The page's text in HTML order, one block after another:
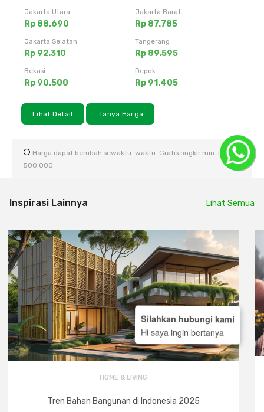
Jakarta Utara
Rp 88.690
Jakarta Barat
Rp 87.785
Jakarta Selatan
Rp 92.310
Tangerang
Rp 89.595
Bekasi
Rp 90.500
Depok
Rp 91.405
Lihat Detail Tanya Harga
Harga dapat berubah sewaktu-waktu. Gratis ongkir min. Rp
500.000
Inspirasi Lainnya Lihat Semua
HOME & LIVING
Tren Bahan Bangunan di Indonesia 2025
Silahkan hubungi kami
Hi saya ingin bertanya